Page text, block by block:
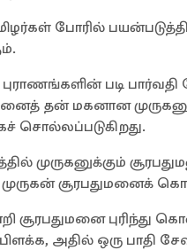
போரில்
படி பார்வதி
தன் மகனான
சொல்லப்படுகிறது.
முருகனுக்கும்
முருகன் சூரபதுமனைக்
சூரபதுமனை
அதில் ஒரு பாதி